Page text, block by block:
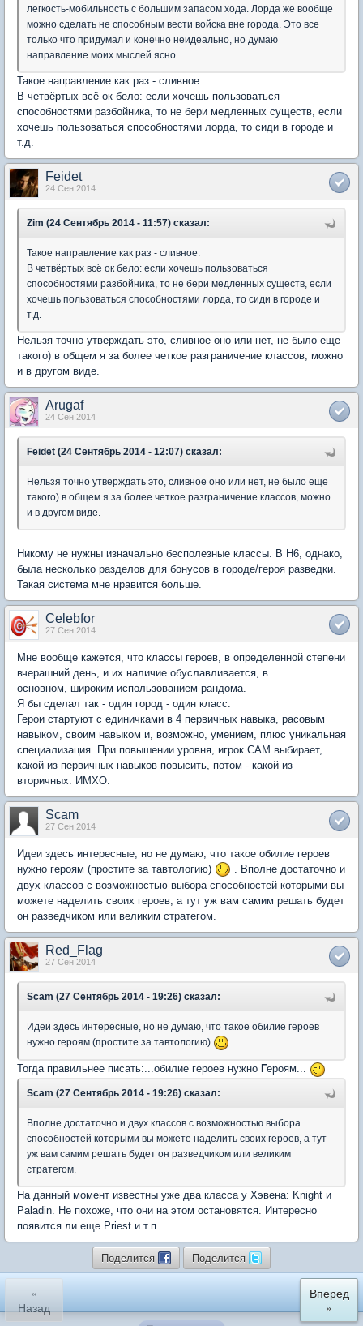
легкость-мобильность с большим запасом хода. Лорда же вообще
можно сделать не способным вести войска вне города. Это все
только что придумал и конечно неидеально, но думаю
направление моих мыслей ясно.
Такое направление как раз - сливное.
В четвёртых всё ок бело: если хочешь пользоваться
способностями разбойника, то не бери медленных существ, если
хочешь пользоваться способностями лорда, то сиди в городе и
т.д.
Feidet
24 Сен 2014
Zim (24 Сентябрь 2014 - 11:57) сказал:
Такое направление как раз - сливное.
В четвёртых всё ок бело: если хочешь пользоваться
способностями разбойника, то не бери медленных существ, если
хочешь пользоваться способностями лорда, то сиди в городе и
т.д.
Нельзя точно утверждать это, сливное оно или нет, не было еще
такого) в общем я за более четкое разграничение классов, можно
и в другом виде.
Arugaf
24 Сен 2014
Feidet (24 Сентябрь 2014 - 12:07) сказал:
Нельзя точно утверждать это, сливное оно или нет, не было еще
такого) в общем я за более четкое разграничение классов, можно
и в другом виде.
Никому не нужны изначально бесполезные классы. В H6, однако,
была несколько разделов для бонусов в городе/героя разведки.
Такая система мне нравится больше.
Celebfor
27 Сен 2014
Мне вообще кажется, что классы героев, в определенной степени
вчерашний день, и их наличие обуславливается, в
основном, широким использованием рандома.
Я бы сделал так - один город - один класс.
Герои стартуют с единичками в 4 первичных навыка, расовым
навыком, своим навыком и, возможно, умением, плюс уникальная
специализация. При повышении уровня, игрок САМ выбирает,
какой из первичных навыков повысить, потом - какой из
вторичных. ИМХО.
Scam
27 Сен 2014
Идеи здесь интересные, но не думаю, что такое обилие героев
нужно героям (простите за тавтологию)
. Вполне достаточно и
двух классов с возможностью выбора способностей которыми вы
можете наделить своих героев, а тут уж вам самим решать будет
он разведчиком или великим стратегом.
Red_Flag
27 Сен 2014
Scam (27 Сентябрь 2014 - 19:26) сказал:
Идеи здесь интересные, но не думаю, что такое обилие героев
нужно героям (простите за тавтологию)
.
Тогда правильнее писать:...обилие героев нужно Героям...
Scam (27 Сентябрь 2014 - 19:26) сказал:
Вполне достаточно и двух классов с возможностью выбора
способностей которыми вы можете наделить своих героев, а тут
уж вам самим решать будет он разведчиком или великим
стратегом.
На данный момент известны уже два класса у Хэвена: Knight и
Paladin. Не похоже, что они на этом остановятся. Интересно
появится ли еще Priest и т.п.
Поделится Поделится
«
Назад
Вперед
»